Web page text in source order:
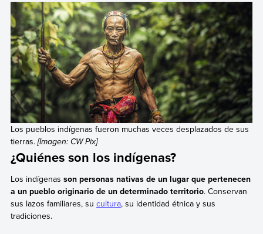
Los pueblos indígenas fueron muchas veces desplazados de sus
tierras.[Imagen: CW Pix]
¿Quiénes son los indígenas?
Los indígenas son personas nativas de un lugar que pertenecen
a un pueblo originario de un determinado territorio. Conservan
sus lazos familiares, su cultura, su identidad étnica y sus
tradiciones.